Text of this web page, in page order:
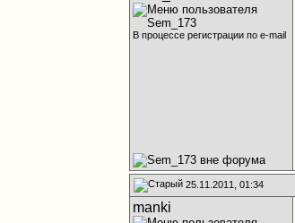
В процессе регистрации по e-mail
25.11.2011, 01:34
manki